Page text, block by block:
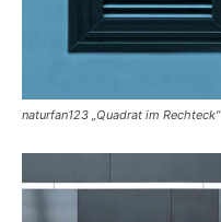
naturfan123 „Quadrat im Rechteck“